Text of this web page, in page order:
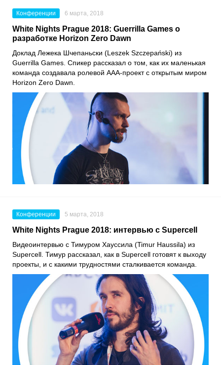
Конференции 6 марта, 2018
White Nights Prague 2018: Guerrilla Games о
разработке Horizon Zero Dawn
Доклад Лежека Шчепаньски (Leszek Szczepański) из
Guerrilla Games. Спикер рассказал о том, как их маленькая
команда создавала ролевой ААА-проект с открытым миром
Horizon Zero Dawn.
Конференции 5 марта, 2018
White Nights Prague 2018: интервью с Supercell
Видеоинтервью с Тимуром Хауссила (Timur Haussila) из
Supercell. Тимур рассказал, как в Supercell готовят к выходу
проекты, и с какими трудностями сталкивается команда.